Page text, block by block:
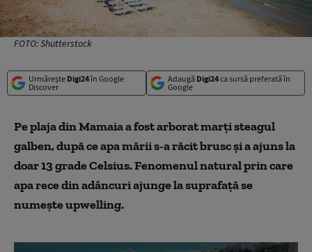
FOTO: Shutterstock
Urmărește Digi24în Google
Discover
Adaugă Digi24ca sursă preferată în
Google
Pe plaja din Mamaia a fost arborat marți steagul
galben, după ce apa mării s-a răcit brusc și a ajuns la
doar 13 grade Celsius. Fenomenul natural prin care
apa rece din adâncuri ajunge la suprafață se
numește upwelling.